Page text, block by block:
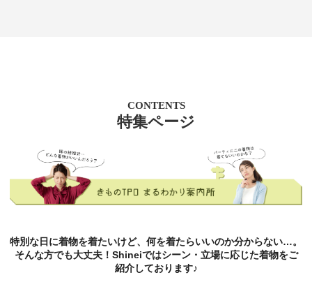
CONTENTS
特集ページ
特別な日に着物を着たいけど、何を着たらいいのか分からない…。
そんな方でも大丈夫！Shineiではシーン・立場に応じた着物をご
紹介しております♪